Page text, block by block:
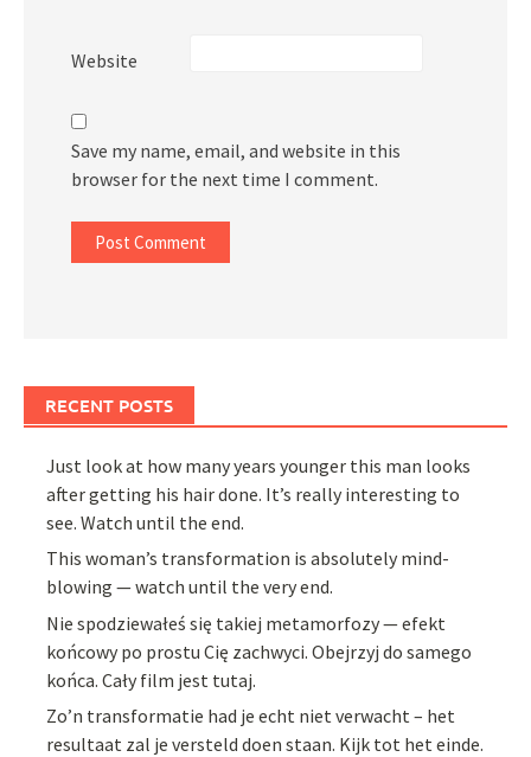
Website
Save my name, email, and website in this
browser for the next time I comment.
RECENT POSTS
Just look at how many years younger this man looks
after getting his hair done. It’s really interesting to
see. Watch until the end.
This woman’s transformation is absolutely mind-
blowing — watch until the very end.
Nie spodziewałeś się takiej metamorfozy — efekt
końcowy po prostu Cię zachwyci. Obejrzyj do samego
końca. Cały film jest tutaj.
Zo’n transformatie had je echt niet verwacht – het
resultaat zal je versteld doen staan. Kijk tot het einde.